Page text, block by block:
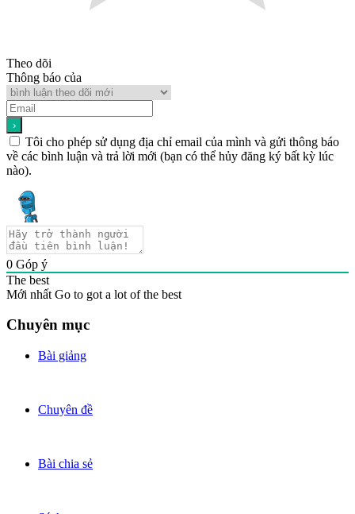
Theo dõi
Thông báo của
Tôi cho phép sử dụng địa chỉ email của mình và gửi thông báo
về các bình luận và trả lời mới (bạn có thể hủy đăng ký bất kỳ lúc
nào).
0 Góp ý
The best
Mới nhất Go to got a lot of the best
Chuyên mục
Bài giảng
Chuyên đề
Bài chia sẻ